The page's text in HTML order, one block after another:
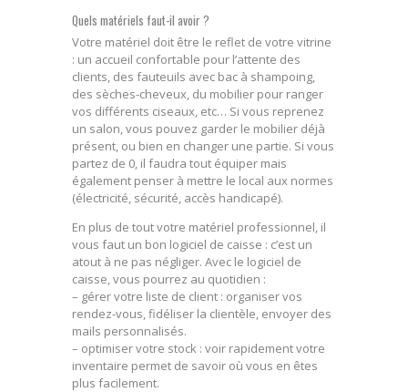
Quels matériels faut-il avoir ?
Votre matériel doit être le reflet de votre vitrine
: un accueil confortable pour l’attente des
clients, des fauteuils avec bac à shampoing,
des sèches-cheveux, du mobilier pour ranger
vos différents ciseaux, etc… Si vous reprenez
un salon, vous pouvez garder le mobilier déjà
présent, ou bien en changer une partie. Si vous
partez de 0, il faudra tout équiper mais
également penser à mettre le local aux normes
(électricité, sécurité, accès handicapé).
En plus de tout votre matériel professionnel, il
vous faut un bon logiciel de caisse : c’est un
atout à ne pas négliger. Avec le logiciel de
caisse, vous pourrez au quotidien :
– gérer votre liste de client : organiser vos
rendez-vous, fidéliser la clientèle, envoyer des
mails personnalisés.
– optimiser votre stock : voir rapidement votre
inventaire permet de savoir où vous en êtes
plus facilement.